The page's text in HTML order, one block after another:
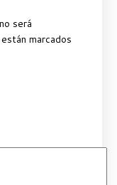
será
marcados